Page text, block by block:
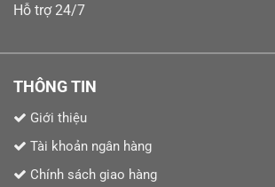
Hỗ trợ 24/7
THÔNG TIN
Giới thiệu
Tài khoản ngân hàng
Chính sách giao hàng